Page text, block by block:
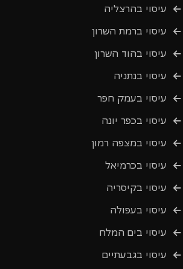
עיסוי בהרצליה
עיסוי ברמת השרון
עיסוי בהוד השרון
עיסוי בנתניה
עיסוי בעמק חפר
עיסוי בכפר יונה
עיסוי במצפה רמון
עיסוי בכרמיאל
עיסוי בקיסריה
עיסוי בעפולה
עיסוי בים המלח
עיסוי בגבעתיים